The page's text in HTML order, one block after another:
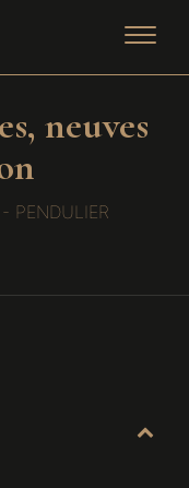
neuves
PENDULIER